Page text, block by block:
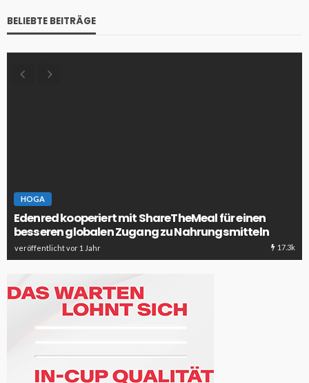
BELIEBTE BEITRÄGE
HOGA
Edenred kooperiert mit ShareTheMeal für einen
besseren globalen Zugang zu Nahrungsmitteln
veröffentlicht vor 1 Jahr 17.3k